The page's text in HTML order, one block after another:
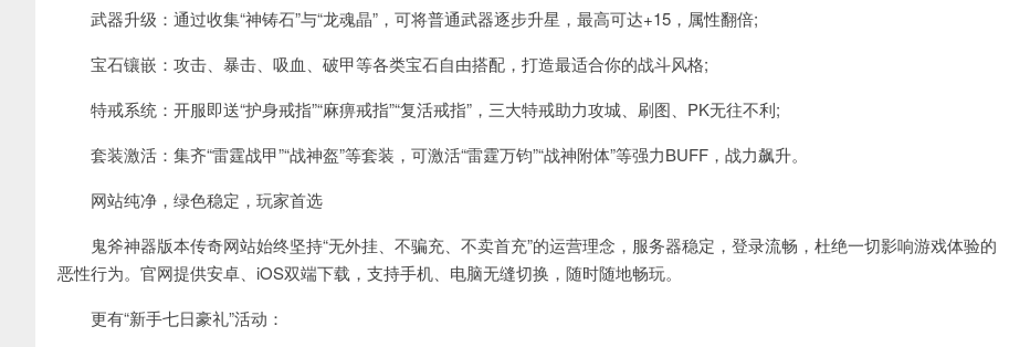
武器升级：通过收集“神铸石”与“龙魂晶”，可将普通武器逐步升星，最高可达+15，属性翻倍;
宝石镶嵌：攻击、暴击、吸血、破甲等各类宝石自由搭配，打造最适合你的战斗风格;
特戒系统：开服即送“护身戒指”“麻痹戒指”“复活戒指”，三大特戒助力攻城、刷图、PK无往不利;
套装激活：集齐“雷霆战甲”“战神盔”等套装，可激活“雷霆万钧”“战神附体”等强力BUFF，战力飙升。
网站纯净，绿色稳定，玩家首选
鬼斧神器版本传奇网站始终坚持“无外挂、不骗充、不卖首充”的运营理念，服务器稳定，登录流畅，杜绝一切影响游戏体验的
恶性行为。官网提供安卓、iOS双端下载，支持手机、电脑无缝切换，随时随地畅玩。
更有“新手七日豪礼”活动：